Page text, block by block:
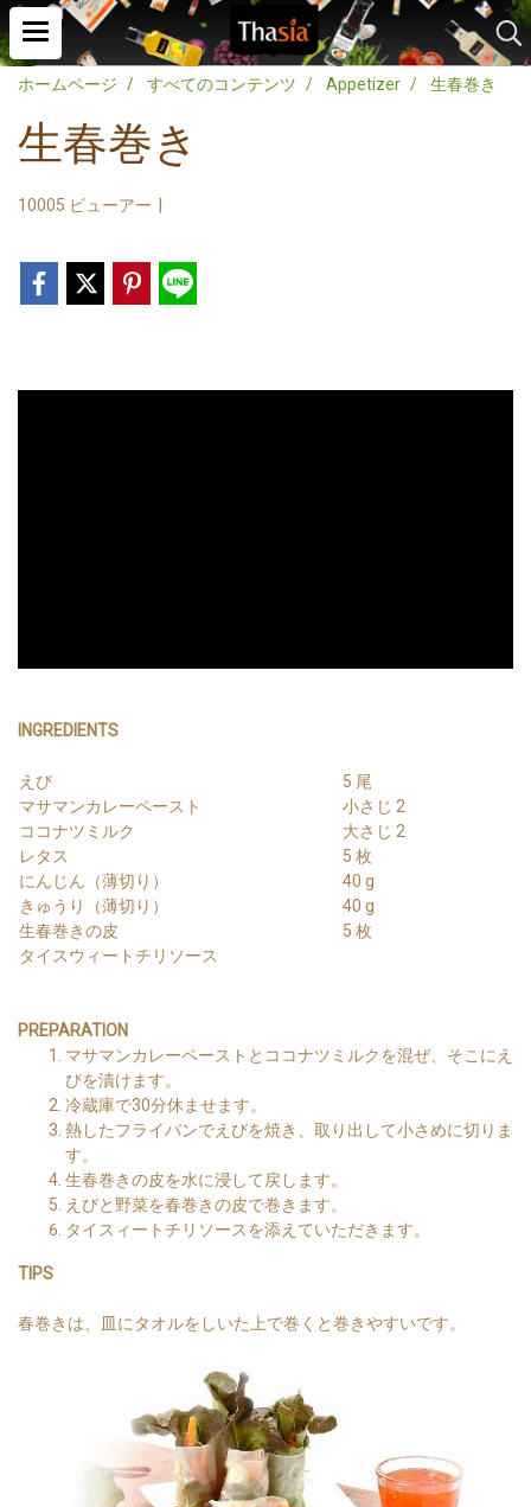
ホームページ すべてのコンテンツ Appetizer 生春巻き
生春巻き
10005 ビューアー
INGREDIENTS
えび
マサマンカレーペースト
ココナツミルク
レタス
にんじん（薄切り）
きゅうり（薄切り）
生春巻きの皮
タイスウィートチリソース
5 尾
小さじ 2
大さじ 2
5 枚
40 g
40 g
5 枚
PREPARATION
マサマンカレーペーストとココナツミルクを混ぜ、そこにえ
びを漬けます。
冷蔵庫で30分休ませます。
熱したフライパンでえびを焼き、取り出して小さめに切りま
す。
生春巻きの皮を水に浸して戻します。
えびと野菜を春巻きの皮で巻きます。
タイスィートチリソースを添えていただきます。
TIPS
春巻きは、皿にタオルをしいた上で巻くと巻きやすいです。